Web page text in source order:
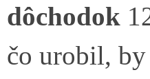
dôchodok
čo urobil, by